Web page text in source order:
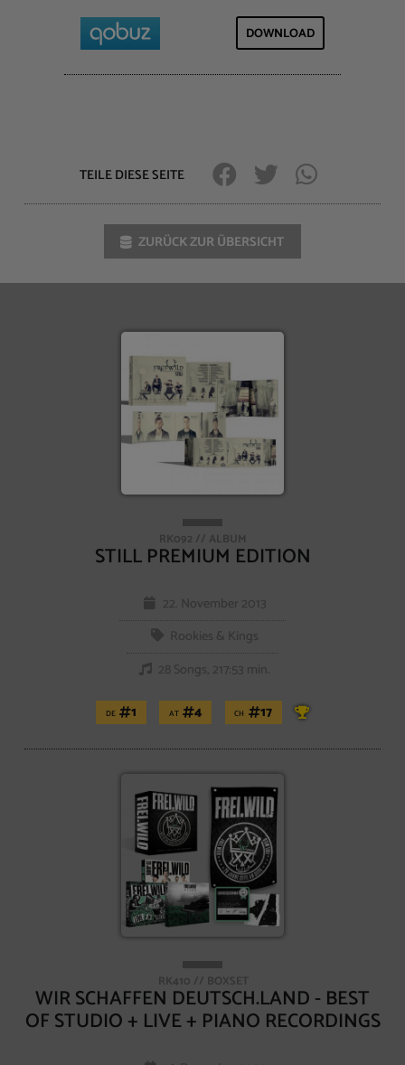
DOWNLOAD
TEILE DIESE SEITE
ZURÜCK ZUR ÜBERSICHT
RK092 // ALBUM
STILL PREMIUM EDITION
22. November 2013
Rookies & Kings
28 Songs, 217:53 min.
DE 1 AT 4 CH 17
RK410 // BOXSET
WIR SCHAFFEN DEUTSCH.LAND - BEST
OF STUDIO + LIVE + PIANO RECORDINGS